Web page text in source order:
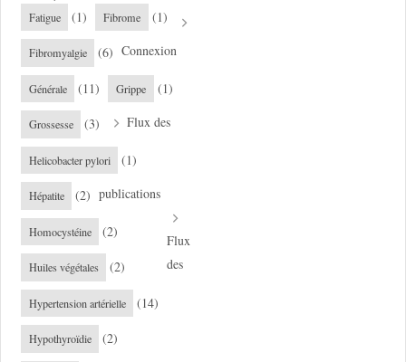
Fatigue (1) Fibrome (1)
Fibromyalgie (6)
Générale (11) Grippe (1)
Grossesse (3)
Helicobacter pylori (1)
Hépatite (2)
Homocystéine (2)
Huiles végétales (2)
Hypertension artérielle (14)
Hypothyroïdie (2)
Connexion
Flux des
publications
Flux
des